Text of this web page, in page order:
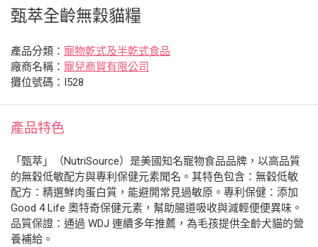
甄萃全齡無穀貓糧
產品分類： 寵物乾式及半乾式食品
廠商名稱： 寵兒商貿有限公司
攤位號碼：I528
產品特色
「甄萃」（NutriSource）是美國知名寵物食品品牌，以高品質
的無穀低敏配方與專利保健元素聞名。其特色包含：無穀低敏
配方：精選鮮肉蛋白質，能避開常見過敏原。專利保健：添加
Good 4 Life 奧特奇保健元素，幫助腸道吸收與減輕便便異味。
品質保證：通過 WDJ 連續多年推薦，為毛孩提供全齡犬貓的營
養補給。